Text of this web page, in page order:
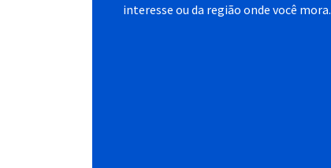
interesse ou da região onde você mora.